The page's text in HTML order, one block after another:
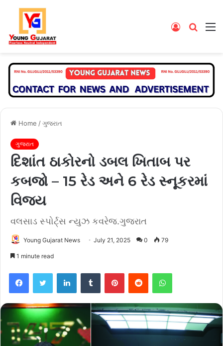
Search
Log
Home /ગુજરાત
ગુજરાત
દિશાંત ઠાકોરનો ડબલ ખિતાબ પર
કબજો – 15 રેડ અને 6 રેડ સ્નૂકરમાં
વિજય
વલસાડ સ્પોર્ટ્સ ન્યુઝ કવરેજ.ગુજરાત
Young Gujarat News July 21, 2025 0 79
1 minute read
FacebookTwitter LinkedInTumblr PinterestReddit WhatsApp